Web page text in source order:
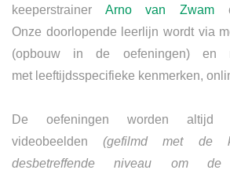
keeperstrainer Arno van Zwam
Onze doorlopende leerlijn wordt via
(opbouw in de oefeningen) en
met leeftijdsspecifieke kenmerken,
De oefeningen worden altijd
videobeelden(gefilmd met de
desbetreffende niveau om de